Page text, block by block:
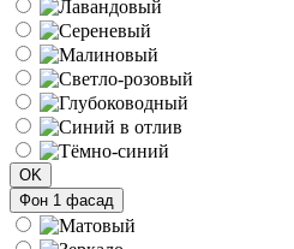
OK
Фон 1 фасад